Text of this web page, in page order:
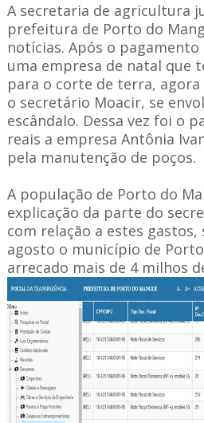
A secretaria de agricultura
prefeitura de Porto do
notícias. Após o pagamento
uma empresa de natal que
para o corte de terra,
o secretário Moacir, se
escândalo. Dessa vez foi o
reais a empresa Antônia
pela manutenção de poços.
A população de Porto do
explicação da parte do
com relação a estes gastos,
agosto o município de
arrecado mais de 4 milhos